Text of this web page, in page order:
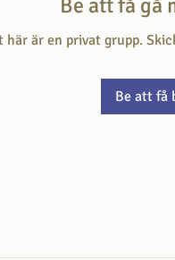
Be att få gå
här är en privat grupp.
Be att få